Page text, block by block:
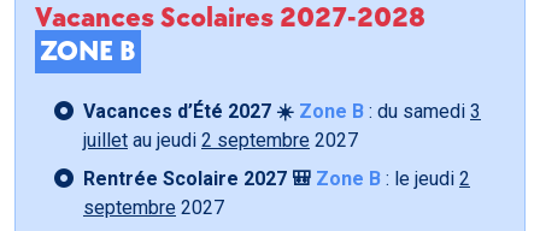
Vacances Scolaires 2027-2028
ZONE B
Vacances d’Été 2027 ☀️ Zone B : du samedi 3
juillet au jeudi 2 septembre 2027
Rentrée Scolaire 2027 🎒 Zone B : le jeudi 2
septembre 2027